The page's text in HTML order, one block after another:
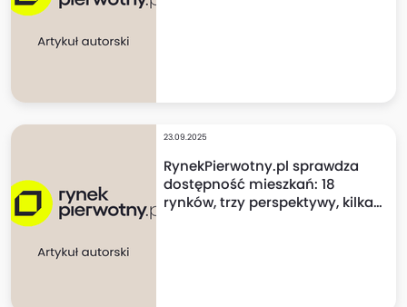
23.09.2025
RynekPierwotny.pl sprawdza
dostępność mieszkań: 18
rynków, trzy perspektywy, kilka